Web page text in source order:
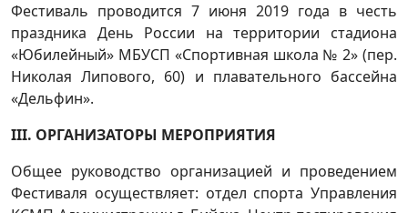
Фестиваль проводится 7 июня 2019 года в честь
праздника День России на территории стадиона
«Юбилейный» МБУСП «Спортивная школа № 2» (пер.
Николая Липового, 60) и плавательного бассейна
«Дельфин».
III. ОРГАНИЗАТОРЫ МЕРОПРИЯТИЯ
Общее руководство организацией и проведением
Фестиваля осуществляет: отдел спорта Управления